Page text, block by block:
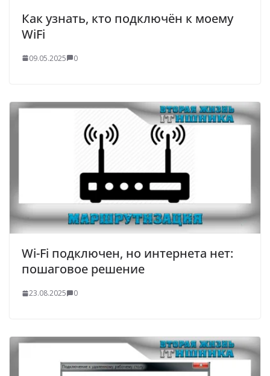
Как узнать, кто подключён к моему
WiFi
09.05.2025 0
Wi-Fi подключен, но интернета нет:
пошаговое решение
23.08.2025 0